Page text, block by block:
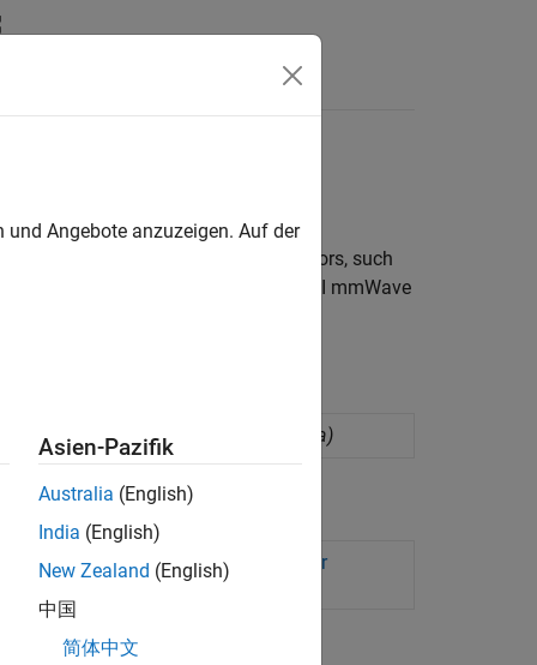
on TI mmWave radar sensors
Instruments mmWave Radar Sensors, such
Simulink model to interface with TI mmWave
mmWave radar sensors (Since R2026a)
Texas Instruments mmWave Radar
Angebote anzuzeigen. Auf der
Asien-Pazifik
Australia (English)
India (English)
New Zealand (English)
中国
简体中文